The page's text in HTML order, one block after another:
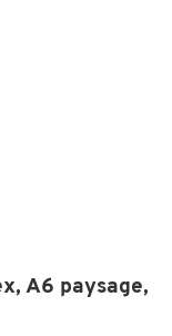
A6 paysage,